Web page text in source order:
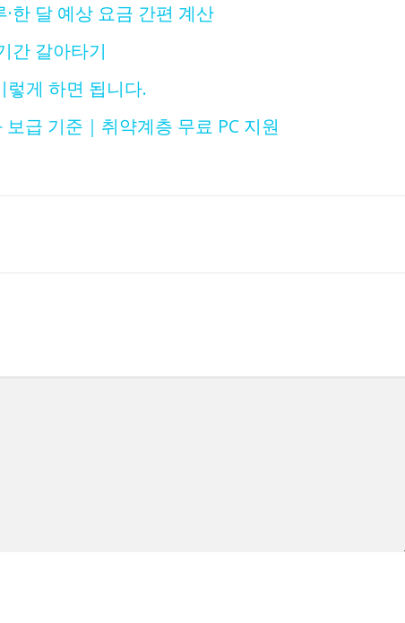
한 달 예상 요금 간편 계산
간 갈아타기
게 하면 됩니다.
급 기준｜취약계층 무료 PC 지원